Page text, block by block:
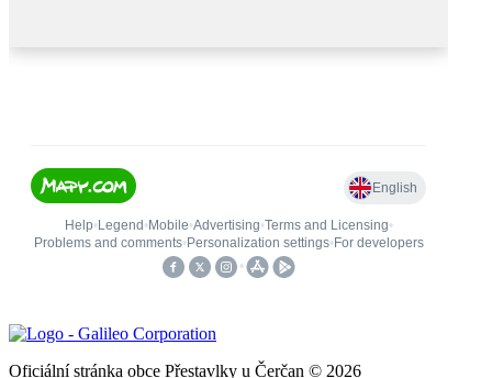
Oficiální stránka obce Přestavlky u Čerčan © 2026